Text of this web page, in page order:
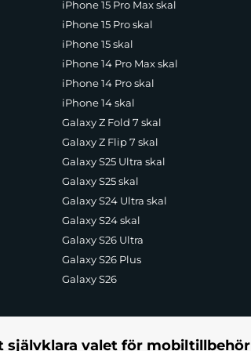
iPhone 15 Pro Max skal
iPhone 15 Pro skal
iPhone 15 skal
iPhone 14 Pro Max skal
iPhone 14 Pro skal
iPhone 14 skal
Galaxy Z Fold 7 skal
Galaxy Z Flip 7 skal
Galaxy S25 Ultra skal
Galaxy S25 skal
Galaxy S24 Ultra skal
Galaxy S24 skal
Galaxy S26 Ultra
Galaxy S26 Plus
Galaxy S26
självklara valet för mobiltillbehör